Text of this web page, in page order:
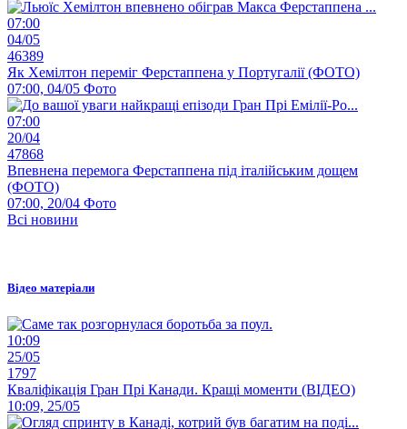
07:00
04/05
46389
Як Хемілтон переміг Ферстаппена у Португалії (ФОТО)
07:00, 04/05 Фото
07:00
20/04
47868
Впевнена перемога Ферстаппена під італійським дощем
(ФОТО)
07:00, 20/04 Фото
Всі новини
Відео матеріали
10:09
25/05
1797
Кваліфікація Гран Прі Канади. Кращі моменти (ВІДЕО)
10:09, 25/05